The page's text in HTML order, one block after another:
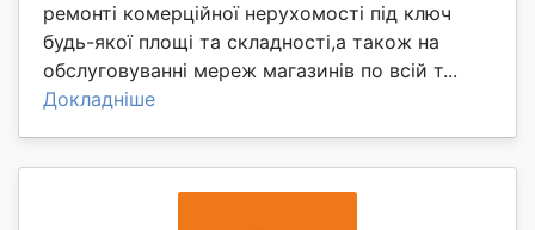
ремонті комерційної нерухомості під ключ
будь-якої площі та складності,а також на
обслуговуванні мереж магазинів по всій т...
Докладніше